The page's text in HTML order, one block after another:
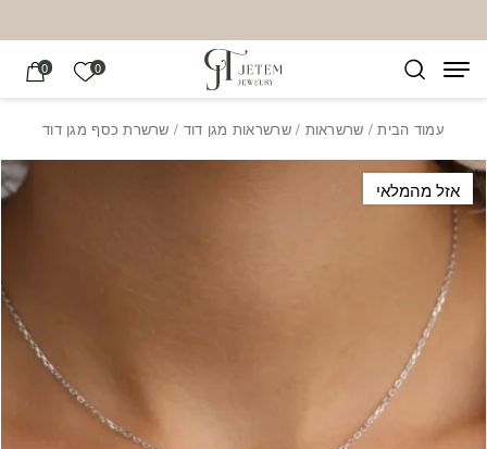
0 הרשימה
0
עמוד הבית/ שרשראות /שרשראות מגן דוד / שרשרת כסף מגן דוד
אזל מהמלאי